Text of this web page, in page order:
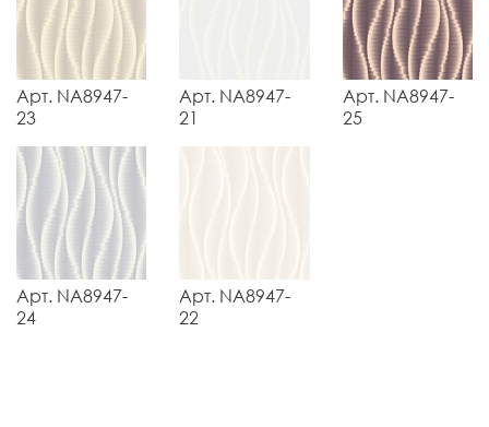
Арт. NA8947-
23
Арт. NA8947-
21
Арт. NA8947-
25
Арт. NA8947-
24
Арт. NA8947-
22